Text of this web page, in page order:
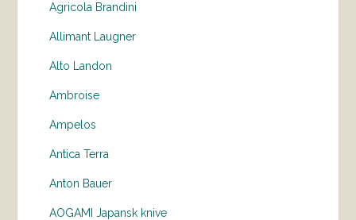
Agricola Brandini
Allimant Laugner
Alto Landon
Ambroise
Ampelos
Antica Terra
Anton Bauer
AOGAMI Japansk knive